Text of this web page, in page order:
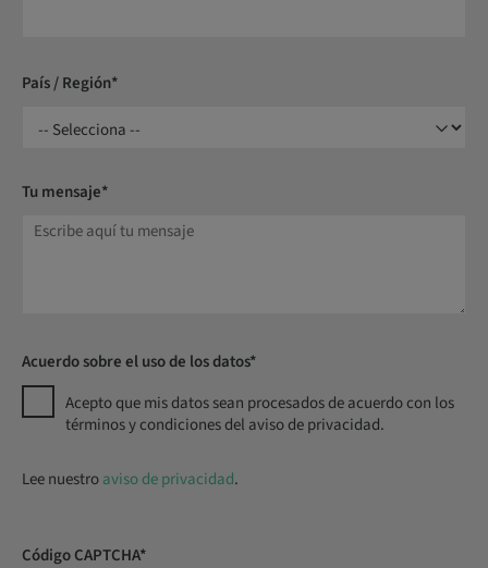
País / Región*
Tu mensaje*
Acuerdo sobre el uso de los datos*
Acepto que mis datos sean procesados de acuerdo con los
términos y condiciones del aviso de privacidad.
Lee nuestroaviso de privacidad.
Código CAPTCHA*